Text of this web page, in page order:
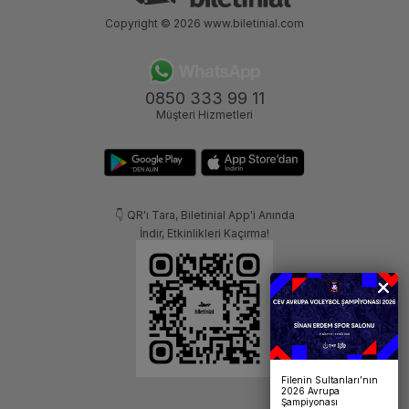
0850 333 99 11
Müşteri Hizmetleri
👇 QR'ı Tara, Biletinial App'i Anında
İndir, Etkinlikleri Kaçırma!
Copyright © 2026 www.biletinial.com
Filenin Sultanları’nın
2026 Avrupa
Şampiyonası